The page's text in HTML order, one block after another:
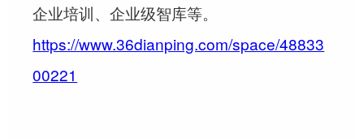
企业培训、企业级智库等。
https://www.36dianping.com/space/48833
00221